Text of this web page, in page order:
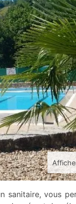
sanitaire, vous